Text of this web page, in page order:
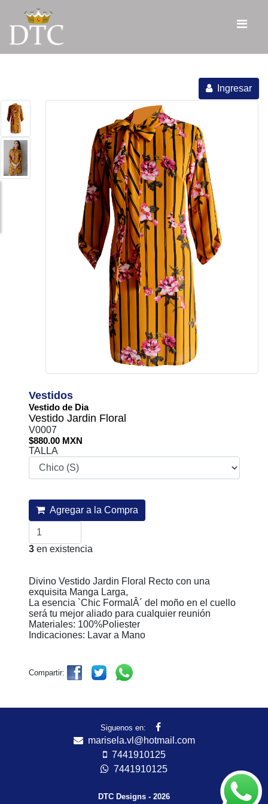
Ingresar
Vestidos
Vestido de Dia
Vestido Jardin Floral
V0007
$880.00 MXN
TALLA
Agregar a la Compra
3en existencia
Divino Vestido Jardin Floral Recto con una
exquisita Manga Larga,
La esencia `Chic FormalÂ´ del moño en el cuello
será tu mejor aliado para cualquier reunión
Materiales: 100%Poliester
Indicaciones: Lavar a Mano
Compartir:
Siguenos en:
marisela.vl@hotmail.com
7441910125
7441910125
DTC Designs - 2026